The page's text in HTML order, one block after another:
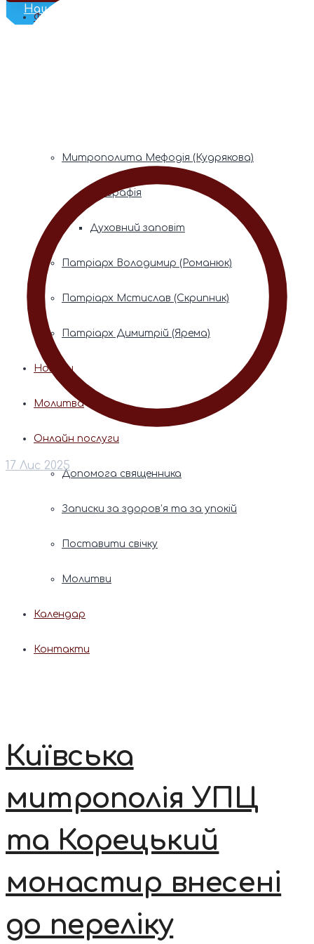
Наш Телеграм
Фонди пам’яті
Митрополита Мефодія (Кудрякова)
Біографія
Духовний заповіт
Патріарх Володимир (Романюк)
Патріарх Мстислав (Скрипник)
Патріарх Димитрій (Ярема)
Новини
Молитва
Онлайн послуги
Допомога священника
Записки за здоров’я та за упокій
Поставити свічку
Молитви
Календар
Контакти
17 Лис 2025
Київська
митрополія УПЦ
та Корецький
монастир внесені
до переліку